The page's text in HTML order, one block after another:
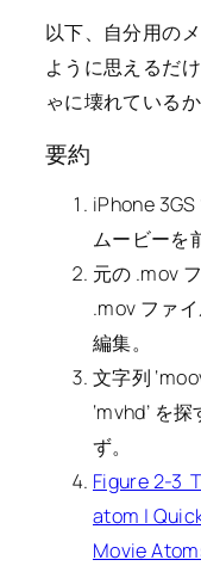
以下、自分用の
ように思えるだ
ゃに壊れている
要約
iPhone
ムービーを
元の .mov
.mov ファ
編集。
文字列
‘mvhd’ を
ず。
Figure 2-3
atom |
Movie